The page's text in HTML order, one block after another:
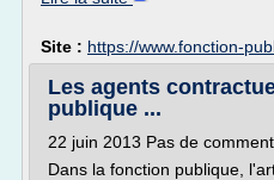
Site : https://www.fonction-
Les agents
publique ...
22 juin 2013 Pas de
Dans la fonction publique,